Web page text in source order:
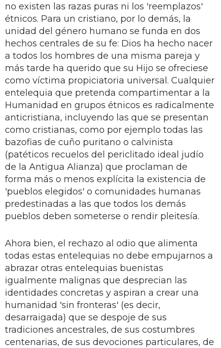
no existen las razas puras ni los 'reemplazos'
étnicos. Para un cristiano, por lo demás, la
unidad del género humano se funda en dos
hechos centrales de su fe: Dios ha hecho nacer
a todos los hombres de una misma pareja y
más tarde ha querido que su Hijo se ofreciese
como víctima propiciatoria universal. Cualquier
entelequia que pretenda compartimentar a la
Humanidad en grupos étnicos es radicalmente
anticristiana, incluyendo las que se presentan
como cristianas, como por ejemplo todas las
bazofias de cuño puritano o calvinista
(patéticos recuelos del periclitado ideal judío
de la Antigua Alianza) que proclaman de
forma más o menos explícita la existencia de
'pueblos elegidos' o comunidades humanas
predestinadas a las que todos los demás
pueblos deben someterse o rendir pleitesía.
Ahora bien, el rechazo al odio que alimenta
todas estas entelequias no debe empujarnos a
abrazar otras entelequias buenistas
igualmente malignas que desprecian las
identidades concretas y aspiran a crear una
humanidad 'sin fronteras' (es decir,
desarraigada) que se despoje de sus
tradiciones ancestrales, de sus costumbres
centenarias, de sus devociones particulares, de